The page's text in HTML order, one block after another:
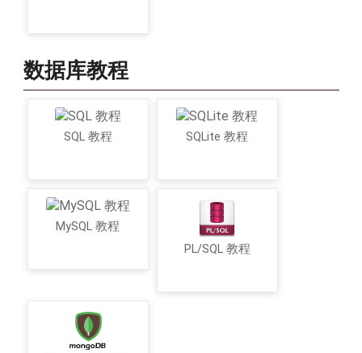
数据库教程
SQL 教程 SQLite 教程
MySQL 教程
PL/SQL 教程